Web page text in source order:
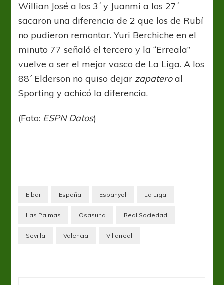
Willian José a los 3´ y Juanmi a los 27´
sacaron una diferencia de 2 que los de Rubí
no pudieron remontar. Yuri Berchiche en el
minuto 77 señaló el tercero y la “Erreala”
vuelve a ser el mejor vasco de La Liga. A los
88´ Elderson no quiso dejar zapateroal
Sporting y achicó la diferencia.
(Foto: ESPN Datos)
Eibar España Espanyol La Liga
Las Palmas Osasuna Real Sociedad
Sevilla Valencia Villarreal